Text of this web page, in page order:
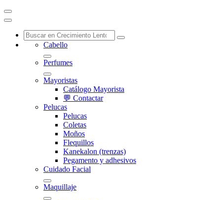
Cabello
Perfumes
Mayoristas
Catálogo Mayorista
💬 Contactar
Pelucas
Pelucas
Coletas
Moños
Flequillos
Kanekalon (trenzas)
Pegamento y adhesivos
Cuidado Facial
Maquillaje